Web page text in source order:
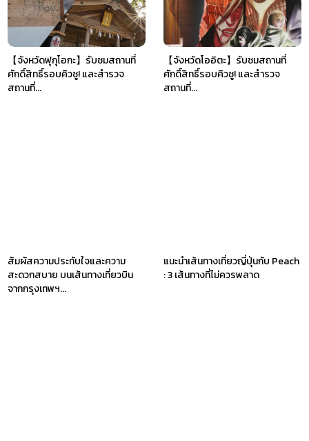
【จังหวัดฟุกุโอกะ】รับชมสถานที่
ศักดิ์สิทธิ์รอบคิวชู! และสำรวจ
สถานที่...
【จังหวัดโออิตะ】รับชมสถานที่
ศักดิ์สิทธิ์รอบคิวชู! และสำรวจ
สถานที่...
สัมผัสความประทับใจและความ
สะดวกสบาย บนเส้นทางเที่ยวบิน
จากกรุงเทพฯ...
แนะนำเส้นทางเที่ยวญี่ปุ่นกับ Peach
: 3 เส้นทางที่ไม่ควรพลาด